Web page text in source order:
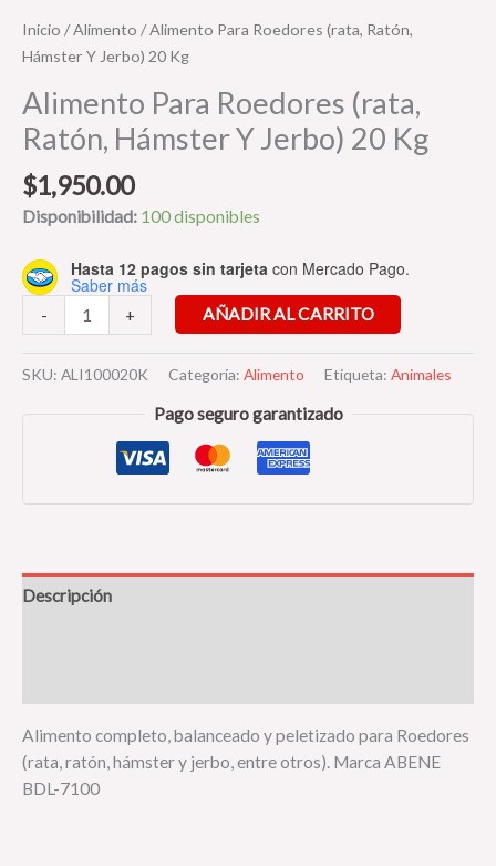
Inicio /Alimento / Alimento Para Roedores (rata, Ratón,
Hámster Y Jerbo) 20 Kg
Alimento Para Roedores (rata,
Ratón, Hámster Y Jerbo) 20 Kg
$1,950.00
Disponibilidad: 100 disponibles
Hasta 12 pagos sin tarjeta con Mercado Pago.
Saber más
- + AÑADIR AL CARRITO
SKU: ALI100020K Categoría: Alimento Etiqueta: Animales
Pago seguro garantizado
Descripción
Alimento completo, balanceado y peletizado para Roedores
(rata, ratón, hámster y jerbo, entre otros). Marca ABENE
BDL-7100